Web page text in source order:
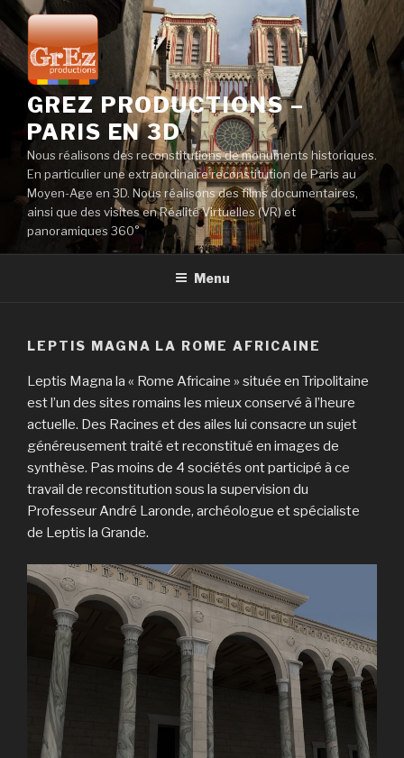
Aller
au
contenu
principal
GREZ PRODUCTIONS –
PARIS EN 3D
Nous réalisons des reconstitutions de monuments historiques.
En particulier une extraordinaire reconstitution de Paris au
Moyen-Age en 3D. Nous réalisons des films documentaires,
ainsi que des visites en Réalité Virtuelles (VR) et
panoramiques 360°
Menu
LEPTIS MAGNA LA ROME AFRICAINE
Leptis Magna la « Rome Africaine » située en Tripolitaine
est l’un des sites romains les mieux conservé à l’heure
actuelle. Des Racines et des ailes lui consacre un sujet
généreusement traité et reconstitué en images de
synthèse. Pas moins de 4 sociétés ont participé à ce
travail de reconstitution sous la supervision du
Professeur André Laronde, archéologue et spécialiste
de Leptis la Grande.